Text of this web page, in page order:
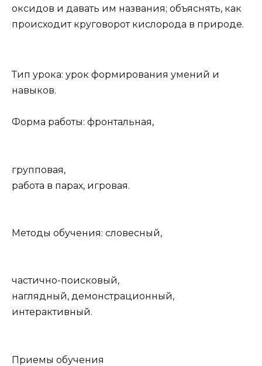
оксидов и давать им названия; объяснять, как
происходит круговорот кислорода в природе.
Тип урока: урок формирования умений и
навыков.
Форма работы: фронтальная,
групповая,
работа в парах, игровая.
Методы обучения: словесный,
частично-поисковый,
наглядный, демонстрационный,
интерактивный.
Приемы обучения